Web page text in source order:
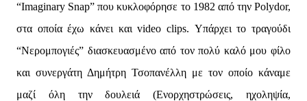
“Imaginary Snap” που κυκλοφόρησε το 1982 από την Polydor,
στα οποία έχω κάνει και video clips. Υπάρχει το τραγούδι
“Νερομπογιές” διασκευασμένο από τον πολύ καλό μου φίλο
και συνεργάτη Δημήτρη Τσοπανέλλη με τον οποίο κάναμε
μαζί όλη την δουλειά (Ενορχηστρώσεις, ηχοληψία,